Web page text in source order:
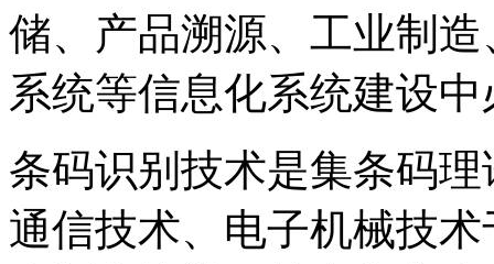
储、产品溯源、工业制
系统等信息化系统建设
条码识别技术是集条码
通信技术、电子机械技